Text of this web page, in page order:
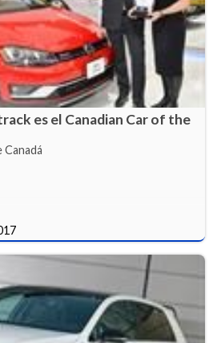
es el Canadian Car of the
Canadá